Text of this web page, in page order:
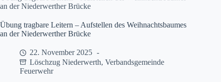
an der Niederwerther Brücke
Übung tragbare Leitern – Aufstellen des Weihnachtsbaumes
an der Niederwerther Brücke
22. November 2025
Löschzug Niederwerth, Verbandsgemeinde
Feuerwehr